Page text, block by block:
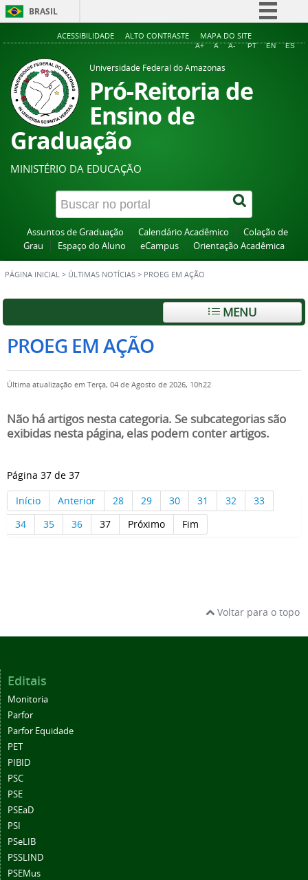
BRASIL
Simplifique!
Acesso à informação
ACESSIBILIDADE ALTO CONTRASTE MAPA DO SITE
A+ A A- PT EN ES
Universidade Federal do Amazonas
Pró-Reitoria de
Ensino de
Graduação
MINISTÉRIO DA EDUCAÇÃO
Assuntos de Graduação Calendário Acadêmico
Colação de
Grau
Espaço do Aluno eCampus Orientação Acadêmica
PÁGINA INICIAL > ÚLTIMAS NOTÍCIAS > PROEG EM AÇÃO
MENU
PROEG EM AÇÃO
Última atualização em Terça, 04 de Agosto de 2026, 10h22
Não há artigos nesta categoria. Se subcategorias são
exibidas nesta página, elas podem conter artigos.
Página 37 de 37
Início
Anterior 28 29 30 31 32
33
34
35 36 37 Próximo Fim
Voltar para o topo
Editais
Monitoria
Parfor
Parfor Equidade
PET
PIBID
PSC
PSE
PSEaD
PSI
PSeLIB
PSSLIND
PSEMus